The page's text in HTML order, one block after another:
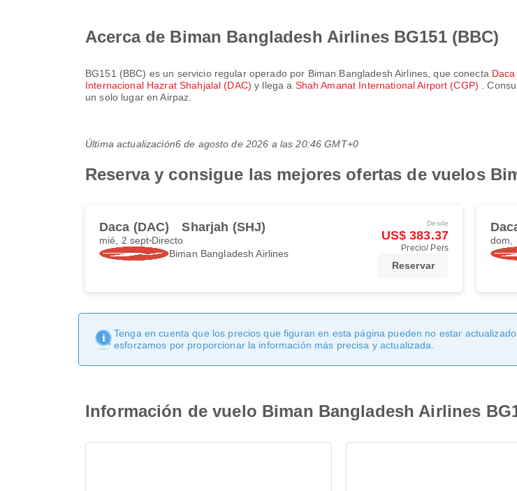
Acerca de Biman Bangladesh Airlines BG151 (BBC)
BG151 (BBC) es un servicio regular operado por Biman Bangladesh Airlines , que conecta
Internacional Hazrat Shahjalal (DAC)y llega a Shah Amanat International Airport (CGP)
.
un solo lugar en Airpaz.
Última actualización6 de agosto de 2026 a las 20:46 GMT+0
Reserva y consigue las mejores ofertas de vuelos
Daca (DAC) Sharjah (SHJ)
mié, 2 sept Directo
Biman Bangladesh Airlines
Desde
US$ 383.37
Precio/ Pers
Reservar
dom,
Tenga en cuenta que los precios que figuran en esta página pueden no estar
esforzamos por proporcionar la información más precisa y actualizada.
Información de vuelo Biman Bangladesh Airlines